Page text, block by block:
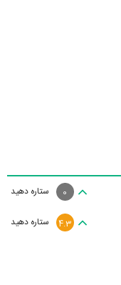
ستاره دهید 0
ستاره دهید 4.3